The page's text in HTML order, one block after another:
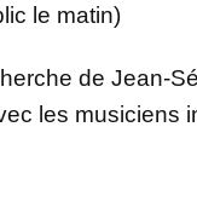
le matin)
de Jean-
les musiciens